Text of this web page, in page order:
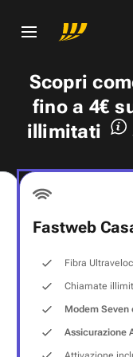
Scopri
fino a 4€
illimitati
Fastweb
Fibra
Chiamate
Modem Seven
Assicurazione